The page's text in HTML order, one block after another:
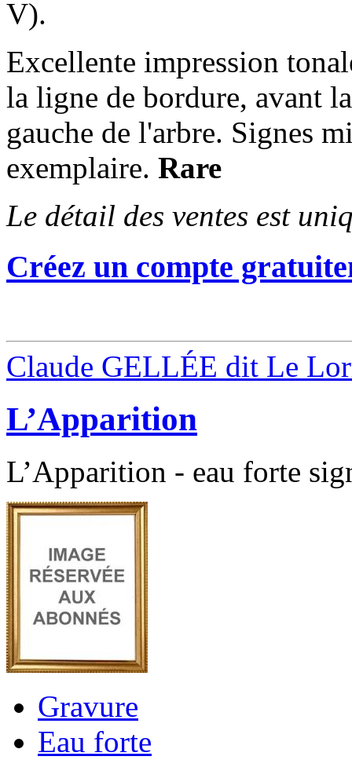
V).
Excellente impression
la ligne de bordure, avant
gauche de l'arbre. Signes
exemplaire. Rare
Le détail des ventes est
Créez un compte
Claude GELLÉE dit Le
L’Apparition
L’Apparition - eau forte
Gravure
Eau forte